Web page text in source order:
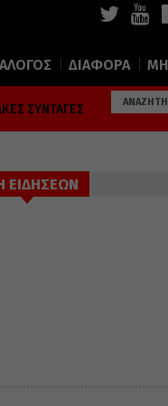
ΔΙΑΦΟΡΑ
ΣΥΝΤΑΓΕΣ
ΕΙΔΗΣΕΩΝ